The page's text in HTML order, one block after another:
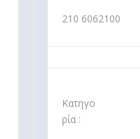
210 6062100
Κατηγο
ρία :